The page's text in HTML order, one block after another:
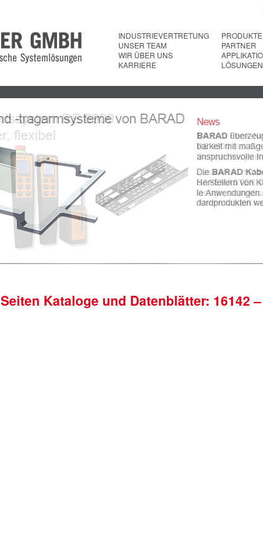
INDUSTRIEVERTRETUNG
UNSER TEAM
WIR ÜBER UNS
KARRIERE
PRODUKTE
PARTNER
LÖSUNGEN
Seiten Kataloge und Datenblätter: 16142 –